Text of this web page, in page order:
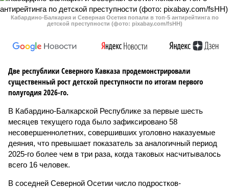
Кабардино-Балкария и Северная Осетия попали в топ-5 антирейтинга по
детской преступности (фото: pixabay.com/fsHH)
Две республики Северного Кавказа продемонстрировали
существенный рост детской преступности по итогам первого
полугодия 2026-го.
В Кабардино-Балкарской Республике за первые шесть
месяцев текущего года было зафиксировано 58
несовершеннолетних, совершивших уголовно наказуемые
деяния, что превышает показатель за аналогичный период
2025-го более чем в три раза, когда таковых насчитывалось
всего 16 человек.
В соседней Северной Осетии число подростков-